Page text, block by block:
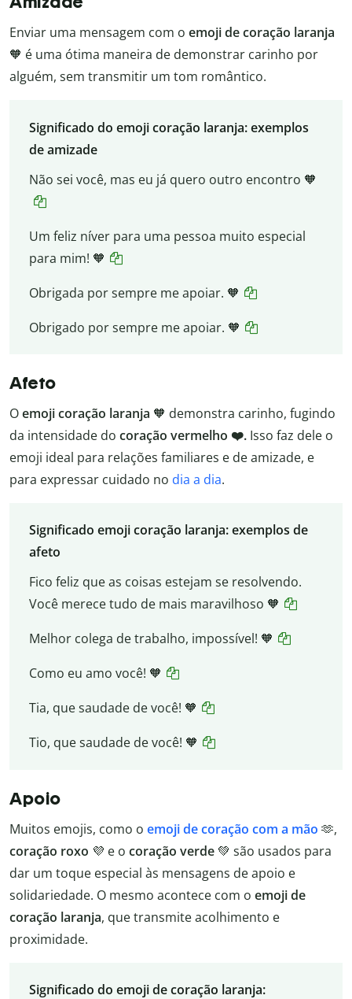
Enviar uma mensagem com o emoji de coração laranja
🧡 é uma ótima maneira de demonstrar carinho por
alguém, sem transmitir um tom romântico.
Significado do emoji coração laranja: exemplos
de amizade
Não sei você, mas eu já quero outro encontro 🧡
Um feliz níver para uma pessoa muito especial
para mim! 🧡
Obrigada por sempre me apoiar. 🧡
Obrigado por sempre me apoiar. 🧡
Afeto
Oemoji coração laranja 🧡 demonstra carinho, fugindo
da intensidade do coração vermelho ❤️. Isso faz dele o
emoji ideal para relações familiares e de amizade, e
para expressar cuidado no dia a dia.
Significado emoji coração laranja: exemplos de
afeto
Fico feliz que as coisas estejam se resolvendo.
Você merece tudo de mais maravilhoso 🧡
Melhor colega de trabalho, impossível! 🧡
Como eu amo você! 🧡
Tia, que saudade de você! 🧡
Tio, que saudade de você! 🧡
Apoio
Muitos emojis, como o emoji de coração com a mão 🫶,
coração roxo 💜 e o coração verde 💚 são usados para
dar um toque especial às mensagens de apoio e
solidariedade. O mesmo acontece com o emoji de
coração laranja, que transmite acolhimento e
proximidade.
Significado do emoji de coração laranja: